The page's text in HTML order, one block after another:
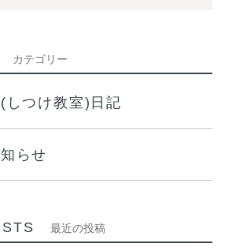
カテゴリー
しつけ教室)日記
らせ
最近の投稿